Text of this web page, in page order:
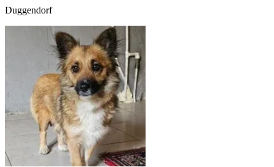
Duggendorf